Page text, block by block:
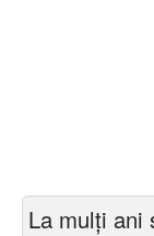
La mulți ani